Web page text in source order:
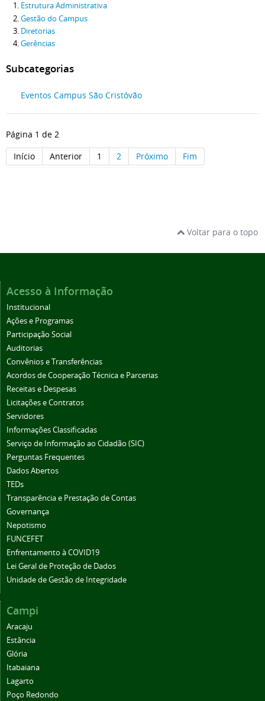
Estrutura Administrativa
Gestão do Campus
Diretorias
Gerências
Subcategorias
Eventos Campus São Cristóvão
Página 1 de 2
Início
Anterior 1 2 Próximo Fim
Voltar para o topo
Acesso à Informação
Institucional
Ações e Programas
Participação Social
Auditorias
Convênios e Transferências
Acordos de Cooperação Técnica e Parcerias
Receitas e Despesas
Licitações e Contratos
Servidores
Informações Classificadas
Serviço de Informação ao Cidadão (SIC)
Perguntas Frequentes
Dados Abertos
TEDs
Transparência e Prestação de Contas
Governança
Nepotismo
FUNCEFET
Enfrentamento à COVID19
Lei Geral de Proteção de Dados
Unidade de Gestão de Integridade
Campi
Aracaju
Estância
Glória
Itabaiana
Lagarto
Poço Redondo